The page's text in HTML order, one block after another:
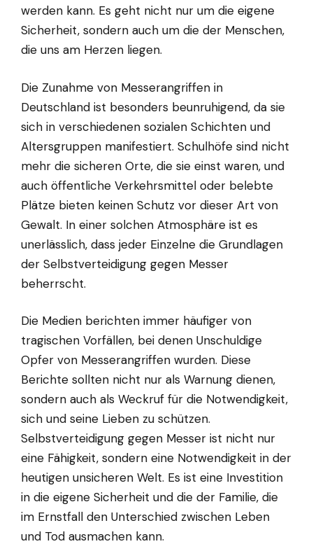
werden kann. Es geht nicht nur um die eigene
Sicherheit, sondern auch um die der Menschen,
die uns am Herzen liegen.
Die Zunahme von Messerangriffen in
Deutschland ist besonders beunruhigend, da sie
sich in verschiedenen sozialen Schichten und
Altersgruppen manifestiert. Schulhöfe sind nicht
mehr die sicheren Orte, die sie einst waren, und
auch öffentliche Verkehrsmittel oder belebte
Plätze bieten keinen Schutz vor dieser Art von
Gewalt. In einer solchen Atmosphäre ist es
unerlässlich, dass jeder Einzelne die Grundlagen
der Selbstverteidigung gegen Messer
beherrscht.
Die Medien berichten immer häufiger von
tragischen Vorfällen, bei denen Unschuldige
Opfer von Messerangriffen wurden. Diese
Berichte sollten nicht nur als Warnung dienen,
sondern auch als Weckruf für die Notwendigkeit,
sich und seine Lieben zu schützen.
Selbstverteidigung gegen Messer ist nicht nur
eine Fähigkeit, sondern eine Notwendigkeit in der
heutigen unsicheren Welt. Es ist eine Investition
in die eigene Sicherheit und die der Familie, die
im Ernstfall den Unterschied zwischen Leben
und Tod ausmachen kann.